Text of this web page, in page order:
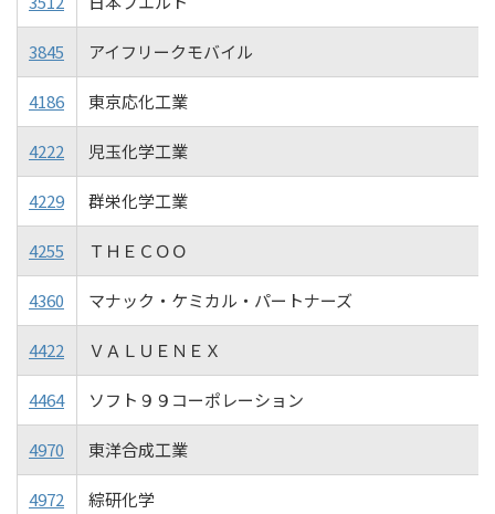
3845 アイフリークモバイル
4186 東京応化工業
4222 児玉化学工業
4229 群栄化学工業
4255 ＴＨＥＣＯＯ
4360 マナック・ケミカル・パートナーズ
4422 ＶＡＬＵＥＮＥＸ
4464 ソフト９９コーポレーション
4970 東洋合成工業
4972 綜研化学